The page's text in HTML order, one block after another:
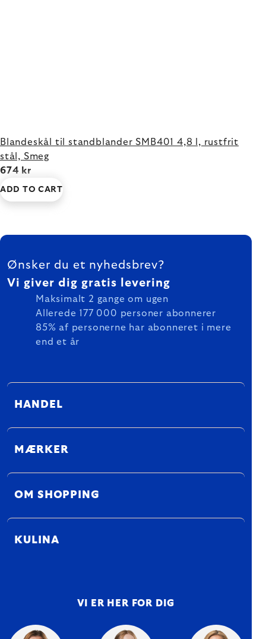
Blandeskål til standblander SMB401 4,8 l, rustfrit
stål, Smeg
674 kr
ADD TO CART
FOOTER
Ønsker du et nyhedsbrev?
Vi giver dig gratis levering
Maksimalt 2 gange om ugen
Allerede 177 000 personer abonnerer
85% af personerne har abonneret i mere
end et år
HANDEL
MÆRKER
OM SHOPPING
KULINA
VI ER HER FOR DIG